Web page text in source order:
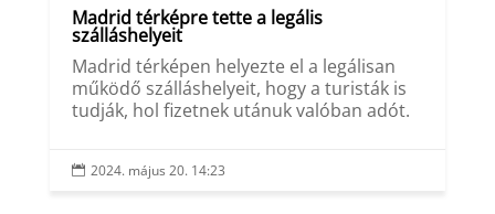
Madrid térképre tette a legális
szálláshelyeit
Madrid térképen helyezte el a legálisan
működő szálláshelyeit, hogy a turisták is
tudják, hol fizetnek utánuk valóban adót.
 2024. május 20. 14:23